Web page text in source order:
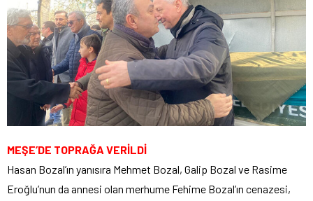
MEŞE’DE TOPRAĞA VERİLDİ
Hasan Bozal’ın yanısıra Mehmet Bozal, Galip Bozal ve Rasime
Eroğlu’nun da annesi olan merhume Fehime Bozal’ın cenazesi,